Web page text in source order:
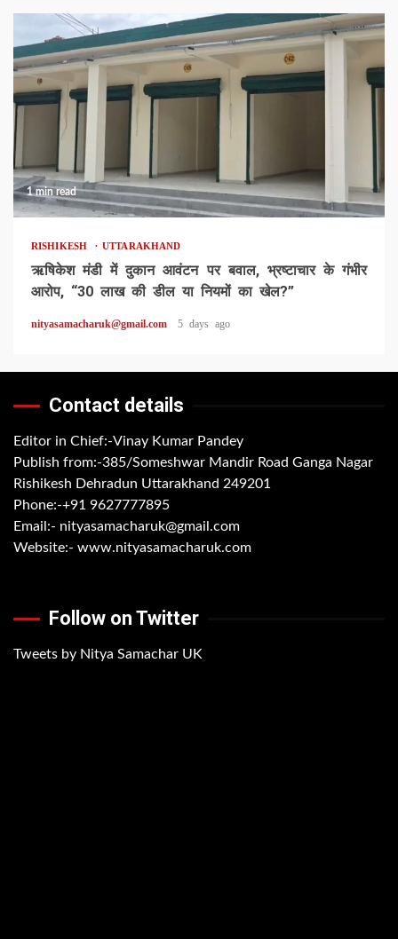
1 min read
RISHIKESH UTTARAKHAND
ऋषिकेश मंडी में दुकान आवंटन पर बवाल, भ्रष्टाचार के गंभीर
आरोप, “30 लाख की डील या नियमों का खेल?”
nityasamacharuk@gmail.com 5 days ago
Contact details
Editor in Chief:-Vinay Kumar Pandey
Publish from:-385/Someshwar Mandir Road Ganga Nagar
Rishikesh Dehradun Uttarakhand 249201
Phone:-+91 9627777895
Email:- nityasamacharuk@gmail.com
Website:- www.nityasamacharuk.com
Follow on Twitter
Tweets by Nitya Samachar UK